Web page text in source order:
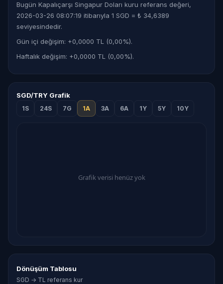
Bugün Kapalıçarşı Singapur Doları kuru referans değeri,
2026-03-26 08:07:19 itibarıyla 1 SGD = ₺ 34,6389
seviyesindedir.
Gün içi değişim: +0,0000 TL (0,00%).
Haftalık değişim: +0,0000 TL (0,00%).
SGD/TRY Grafik
1S 24S 7G 1A 3A 6A 1Y 5Y 10Y
Dönüşüm Tablosu
SGD → TL referans kur